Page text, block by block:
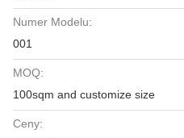
Numer Modelu:
001
MOQ:
100sqm and customize size
Ceny: